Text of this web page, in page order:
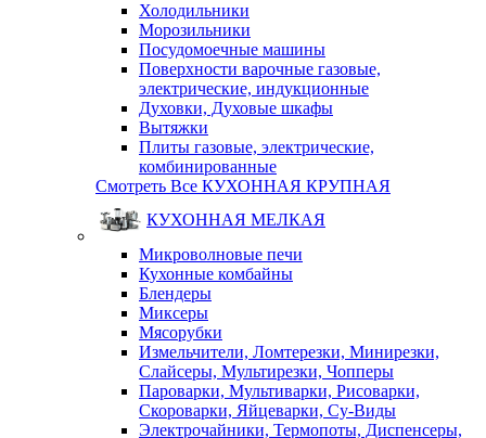
Холодильники
Морозильники
Посудомоечные машины
Поверхности варочные газовые,
электрические, индукционные
Духовки, Духовые шкафы
Вытяжки
Плиты газовые, электрические,
комбинированные
Смотреть Все КУХОННАЯ КРУПНАЯ
КУХОННАЯ МЕЛКАЯ
Микроволновые печи
Кухонные комбайны
Блендеры
Миксеры
Мясорубки
Измельчители, Ломтерезки, Минирезки,
Слайсеры, Мультирезки, Чопперы
Пароварки, Мультиварки, Рисоварки,
Скороварки, Яйцеварки, Су-Виды
Электрочайники, Термопоты, Диспенсеры,